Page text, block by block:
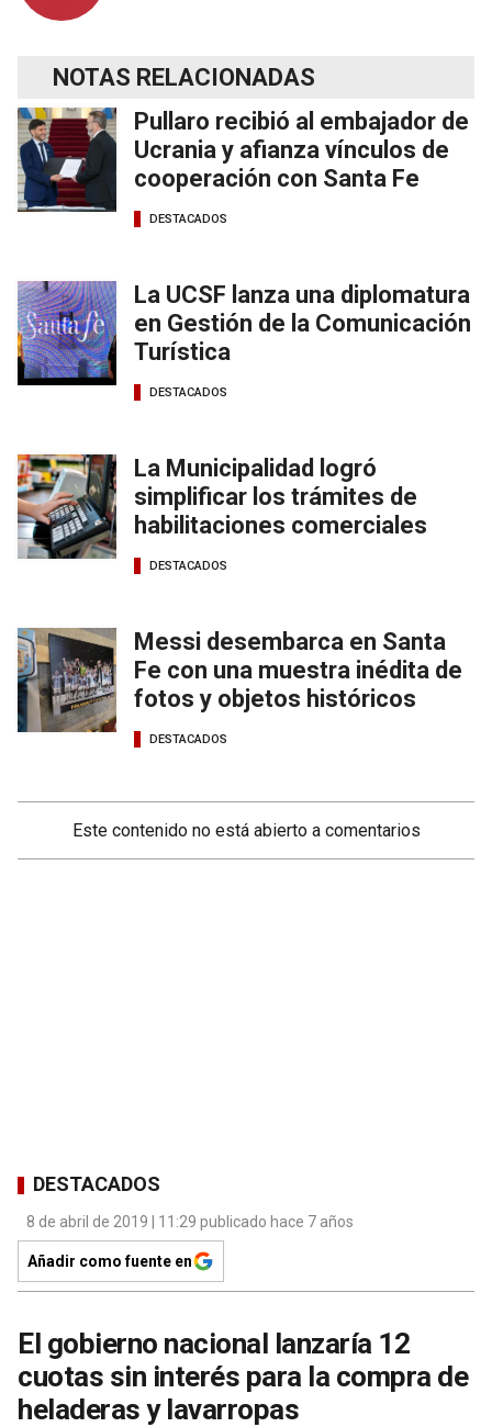
NOTAS RELACIONADAS
Pullaro recibió al embajador de
Ucrania y afianza vínculos de
cooperación con Santa Fe
DESTACADOS
La UCSF lanza una diplomatura
en Gestión de la Comunicación
Turística
DESTACADOS
La Municipalidad logró
simplificar los trámites de
habilitaciones comerciales
DESTACADOS
Messi desembarca en Santa
Fe con una muestra inédita de
fotos y objetos históricos
DESTACADOS
Este contenido no está abierto a comentarios
DESTACADOS
8 de abril de 2019 | 11:29 publicado hace 7 años
Añadir como fuente en
El gobierno nacional lanzaría 12
cuotas sin interés para la compra de
heladeras y lavarropas